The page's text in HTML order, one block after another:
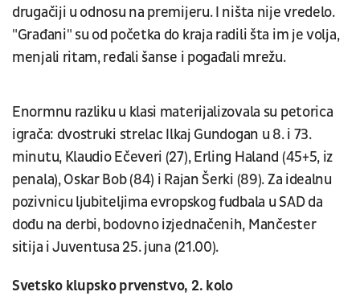
drugačiji u odnosu na premijeru. I ništa nije vredelo.
"Građani" su od početka do kraja radili šta im je volja,
menjali ritam, ređali šanse i pogađali mrežu.
Enormnu razliku u klasi materijalizovala su petorica
igrača: dvostruki strelac Ilkaj Gundogan u 8. i 73.
minutu, Klaudio Ečeveri (27), Erling Haland (45+5, iz
penala), Oskar Bob (84) i Rajan Šerki (89). Za idealnu
pozivnicu ljubiteljima evropskog fudbala u SAD da
dođu na derbi, bodovno izjednačenih, Mančester
sitija i Juventusa 25. juna (21.00).
Svetsko klupsko prvenstvo, 2. kolo